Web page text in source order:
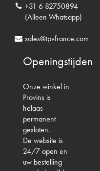
+31 6 82750894
(Alleen Whatsapp)
sales@tpvfrance.com
Openingstijden
Onze winkel in
Provins is
helaas
permanent
gesloten.
De website is
24/7 open en
uw bestelling